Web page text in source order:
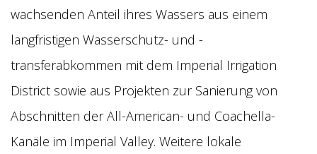
wachsenden Anteil ihres Wassers aus einem
langfristigen Wasserschutz- und -
transferabkommen mit dem Imperial Irrigation
District sowie aus Projekten zur Sanierung von
Abschnitten der All-American- und Coachella-
Kanäle im Imperial Valley. Weitere lokale